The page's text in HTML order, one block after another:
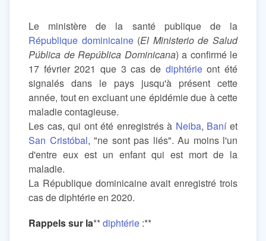
Le ministère de la santé publique de la
République dominicaine(El Ministerio de Salud
Pública de República Dominicana) a confirmé le
17 février 2021 que 3 cas de diphtérieont été
signalés dans le pays jusqu'à présent cette
année, tout en excluant une épidémie due à cette
maladie contagieuse.
Les cas, qui ont été enregistrés à Neiba, Baníet
San Cristóbal, "ne sont pas liés". Au moins l'un
d'entre eux est un enfant qui est mort de la
maladie.
La République dominicaine avait enregistré trois
cas de diphtérie en 2020.
Rappels sur la**diphtérie :**